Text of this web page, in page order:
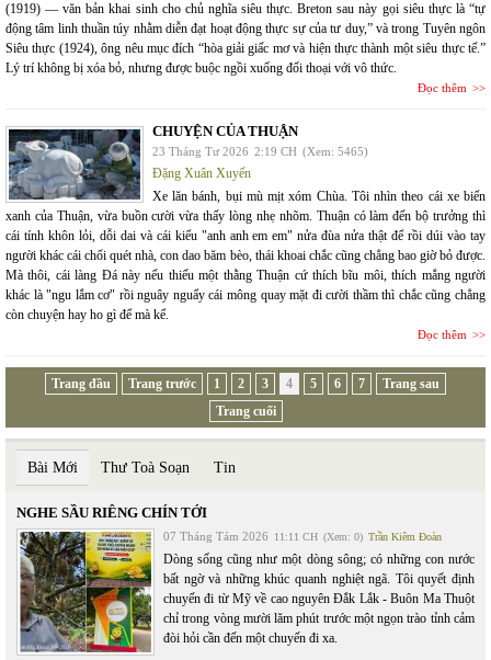
(1919) — văn bản khai sinh cho chủ nghĩa siêu thực. Breton sau này gọi siêu thực là “tự
động tâm linh thuần túy nhằm diễn đạt hoạt động thực sự của tư duy,” và trong Tuyên ngôn
Siêu thực (1924), ông nêu mục đích “hòa giải giấc mơ và hiện thực thành một siêu thực tế.”
Lý trí không bị xóa bỏ, nhưng được buộc ngồi xuống đối thoại với vô thức.
Đọc thêm
CHUYỆN CỦA THUẬN
23 Tháng Tư 2026 2:19 CH (Xem: 5465)
Đặng Xuân Xuyến
Xe lăn bánh, bụi mù mịt xóm Chùa. Tôi nhìn theo cái xe biển
xanh của Thuận, vừa buồn cười vừa thấy lòng nhẹ nhõm. Thuận có làm đến bộ trưởng thì
cái tính khôn lỏi, dỗi dai và cái kiểu "anh anh em em" nửa đùa nửa thật để rồi dúi vào tay
người khác cái chổi quét nhà, con dao băm bèo, thái khoai chắc cũng chẳng bao giờ bỏ được.
Mà thôi, cái làng Đá này nếu thiếu một thằng Thuận cứ thích bĩu môi, thích mắng người
khác là "ngu lắm cơ" rồi nguây nguẩy cái mông quay mặt đi cười thầm thì chắc cũng chẳng
còn chuyện hay ho gì để mà kể.
Đọc thêm
Trang đầu Trang trước 1 2 3 4 5 6 7
Trang sau
Trang cuối
Bài Mới Thư Toà Soạn Tin
NGHE SẦU RIÊNG CHÍN TỚI
07 Tháng Tám 2026 11:11 CH (Xem: 0) Trần Kiêm Đoàn
Dòng sống cũng như một dòng sông; có những con nước
bất ngờ và những khúc quanh nghiệt ngã. Tôi quyết định
chuyến đi từ Mỹ về cao nguyên Đắk Lắk - Buôn Ma Thuột
chỉ trong vòng mười lăm phút trước một ngọn trào tỉnh cảm
đòi hỏi cần đến một chuyến đi xa.